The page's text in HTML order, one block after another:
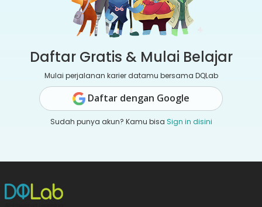
Daftar Gratis & Mulai Belajar
Mulai perjalanan karier datamu bersama DQLab
Daftar dengan Google
Sudah punya akun? Kamu bisa Sign in disini